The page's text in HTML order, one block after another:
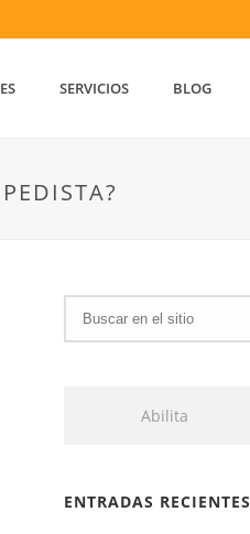
SERVICIOS BLOG
Abilita
ENTRADAS RECIENTES